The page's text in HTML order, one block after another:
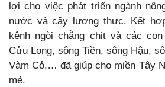
lợi cho việc phát triển ngành
nước và cây lương thực. Kết
kênh ngòi chằng chịt và các
Cửu Long, sông Tiền, sông Hậu,
Vàm Cỏ,… đã giúp cho miền Tây
mẻ.